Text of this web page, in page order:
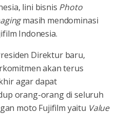
lini bisnis Photo
masih mendominasi
Indonesia.
Direktur baru,
akan terus
agar dapat
orang-orang di seluruh
moto Fujifilm yaitu Value